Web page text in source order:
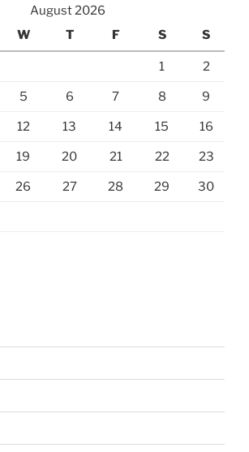
August 2026
W T F S S
1 2
5 6 7 8 9
12 13 14 15 16
19 20 21 22 23
26 27 28 29 30